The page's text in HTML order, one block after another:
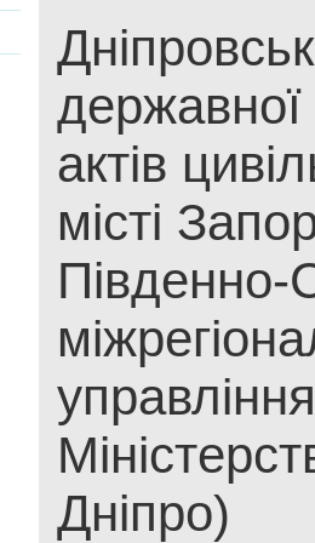
державної
актів
місті
Південно-
управління
Дніпро)